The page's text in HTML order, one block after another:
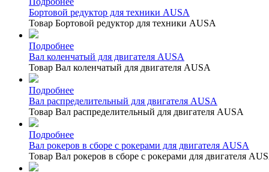
Бортовой редуктор для техники AUSA
Товар Бортовой редуктор для техники AUSA
Подробнее
Вал коленчатый для двигателя AUSA
Товар Вал коленчатый для двигателя AUSA
Подробнее
Вал распределительный для двигателя AUSA
Товар Вал распределительный для двигателя AUSA
Подробнее
Вал рокеров в сборе с рокерами для двигателя AUSA
Товар Вал рокеров в сборе с рокерами для двигателя